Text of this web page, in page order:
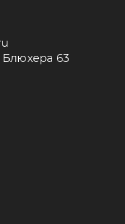
Блюхера 63